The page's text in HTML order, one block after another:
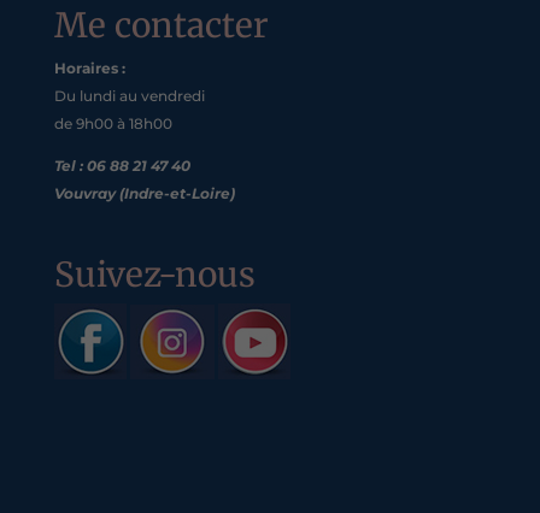
Me contacter
Horaires :
Du lundi au vendredi
de 9h00 à 18h00
Tel : 06 88 21 47 40
Vouvray (Indre-et-Loire)
Suivez-nous